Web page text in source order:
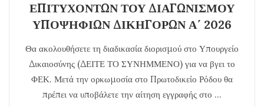
ΕΠΙΤΥΧΟΝΤΩΝ ΤΟΥ ΔΙΑΓΩΝΙΣΜΟΥ
ΥΠΟΨΗΦΙΩΝ ΔΙΚΗΓΟΡΩΝ Α΄ 2026
Θα ακολουθήσετε τη διαδικασία διορισμού στο Υπουργείο
Δικαιοσύνης (ΔΕΙΤΕ ΤΟ ΣΥΝΗΜΜΕΝΟ) για να βγει το
ΦΕΚ. Μετά την ορκωμοσία στο Πρωτοδικείο Ρόδου θα
πρέπει να υποβάλετε την αίτηση εγγραφής στο ...